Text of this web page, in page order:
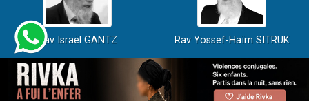
Rav Israël GANTZ Rav Yossef-Haïm SITRUK